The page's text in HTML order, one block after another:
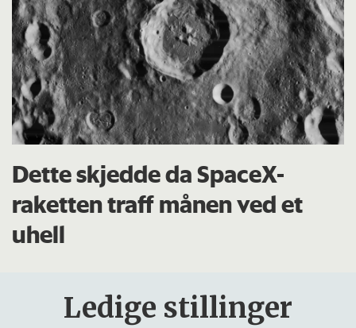
Dette skjedde da SpaceX-
raketten traff månen ved et
uhell
Ledige stillinger